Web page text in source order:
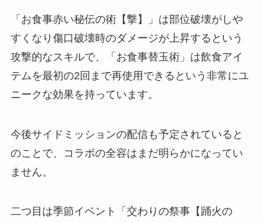
「お食事赤い秘伝の術【撃】」は部位破壊がしや
すくなり傷口破壊時のダメージが上昇するという
攻撃的なスキルで、「お食事替玉術」は飲食アイ
テムを最初の2回まで再使用できるという非常にユ
ニークな効果を持っています。
今後サイドミッションの配信も予定されていると
のことで、コラボの全容はまだ明らかになってい
ません。
二つ目は季節イベント「交わりの祭事【踊火の